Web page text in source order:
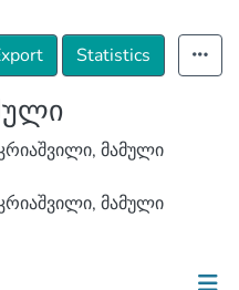
Statistics
მამული
მამული